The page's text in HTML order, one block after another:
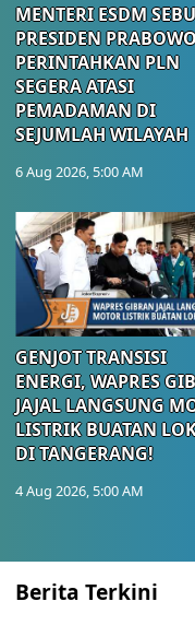
MENTERI ESDM
PRESIDEN
PERINTAHKAN PLN
SEGERA ATASI
PEMADAMAN DI
SEJUMLAH WILAYAH
6 Aug 2026, 5:00 AM
GENJOT TRANSISI
ENERGI, WAPRES
JAJAL LANGSUNG
LISTRIK BUATAN
DI TANGERANG!
4 Aug 2026, 5:00 AM
Berita Terkini